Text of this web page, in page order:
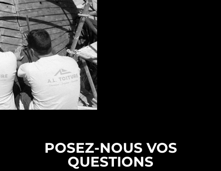
POSEZ-NOUS VOS
QUESTIONS